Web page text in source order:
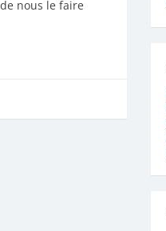
nous le faire